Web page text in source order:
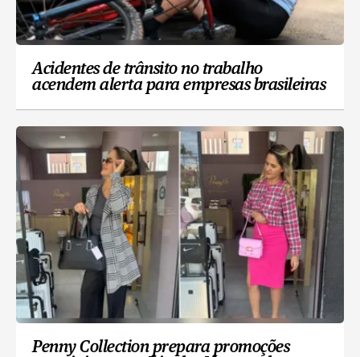
Acidentes de trânsito no trabalho
acendem alerta para empresas brasileiras
Penny Collection prepara promoções